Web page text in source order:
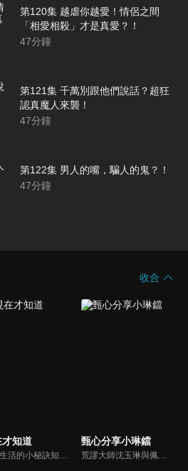
第120集 越虐你越愛！情侶之間
「相愛相殺」才是真愛？！
47分鐘
第121集 千萬別跟他們說話？超狂
認真魔人來襲！
47分鐘
第122集 男人的嘴，騙人的鬼？！
47分鐘
收合
才知道 甄心分享小琳鐺
荒謬大師沈玉琳與佩甄全新搭檔，兩人幽默十足、幽默風趣地為節目穿針引線，結合各領域的職場達人、專家、明星PK暢談最IN話題，在快速變化的時代給您滿滿含金量的生活好智慧！